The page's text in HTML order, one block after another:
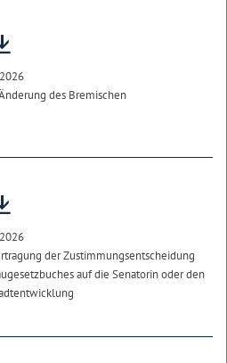
des Bremischen
der Zustimmungsentscheidung
auf die Senatorin oder den